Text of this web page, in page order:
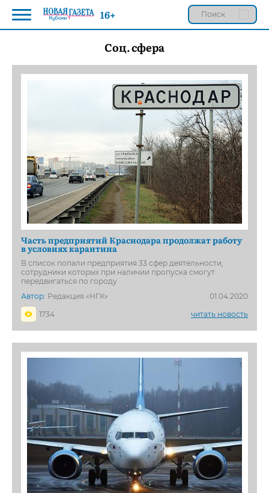
Соц. сфера
Часть предприятий Краснодара продолжат работу
в условиях карантина
В список попали предприятия 33 сфер деятельности,
сотрудники которых при наличии пропуска смогут
передвигаться по городу
Автор: Редакция «НГК»
01.04.2020
1734
читать новость
16+